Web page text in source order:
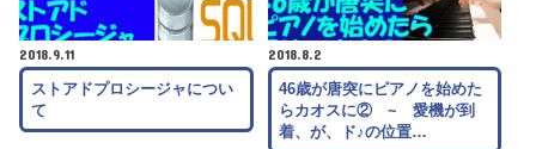
2018.9.11
ストアドプロシージャについ
て
2018.8.2
46歳が唐突にピアノを始めた
らカオスに② ~ 愛機が到
着、が、ド♪の位置…